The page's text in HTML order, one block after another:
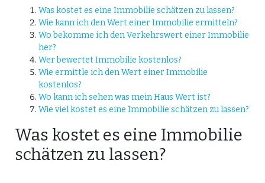
Was kostet es eine Immobilie schätzen zu lassen?
Wie kann ich den Wert einer Immobilie ermitteln?
Wo bekomme ich den Verkehrswert einer Immobilie
her?
Wer bewertet Immobilie kostenlos?
Wie ermittle ich den Wert einer Immobilie
kostenlos?
Wo kann ich sehen was mein Haus Wert ist?
Wie viel kostet es eine Immobilie schätzen zu lassen?
Was kostet es eine Immobilie
schätzen zu lassen?